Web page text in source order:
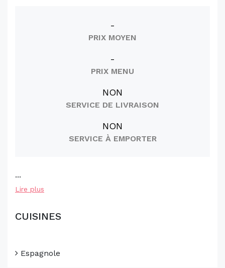
-
PRIX MOYEN
-
PRIX MENU
NON
SERVICE DE LIVRAISON
NON
SERVICE À EMPORTER
...
Lire plus
CUISINES
Espagnole